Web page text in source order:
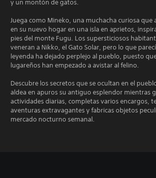
y un montón de gatos.
Juega como Mineko, una muchacha curiosa que
en su nuevo hogar en una isla en aprietos,
pies del monte Fugu. Los supersticiosos
veneran a Nikko, el Gato Solar, pero lo que
leyenda ha dejado perplejo al pueblo, puesto
lugareños han empezado a avistar al felino.
Descubre los secretos que se ocultan en el
aldea en apuros su antiguo esplendor mientras
actividades diarias, completas varios encargos,
aventuras extravagantes y fabricas objetos
mercado nocturno semanal.